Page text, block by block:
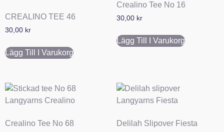
CREALINO TEE 46
30,00 kr
Lägg Till I Varukorg
Crealino Tee No 16
30,00 kr
Lägg Till I Varukorg
Crealino Tee No 68 Delilah Slipover Fiesta